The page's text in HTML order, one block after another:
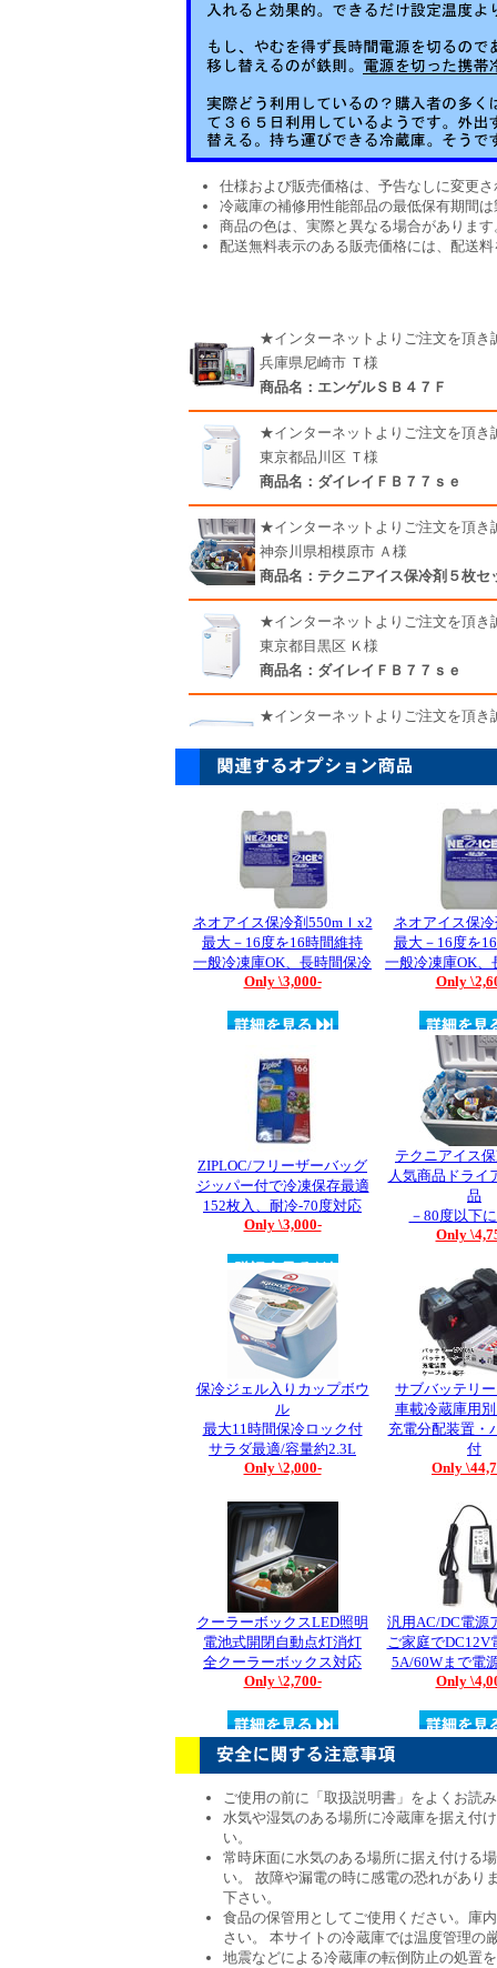
仕様および販売価格は、予告なしに変更
冷蔵庫の補修用性能部品の最低保有期間
商品の色は、実際と異なる場合があります
配送無料表示のある販売価格には、配送
ご使用の前に「取扱説明書」をよくお読
水気や湿気のある場所に冷蔵庫を据え付
い。
常時床面に水気のある場所に据え付ける
い。 故障や漏電の時に感電の恐れがあり
下さい。
食品の保管用としてご使用ください。庫
さい。 本サイトの冷蔵庫では温度管理の
地震などによる冷蔵庫の転倒防止の処置